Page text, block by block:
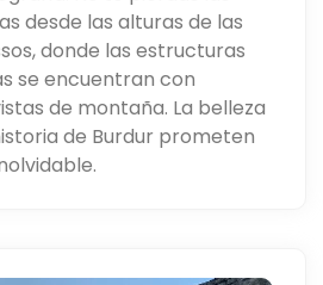
desde las alturas de las
donde las estructuras
se encuentran con
de montaña. La belleza
de Burdur prometen